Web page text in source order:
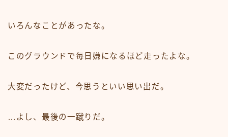
いろんなことがあったな。
このグラウンドで毎日嫌になるほど走ったよな。
大変だったけど、今思うといい思い出だ。
…よし、最後の一蹴りだ。